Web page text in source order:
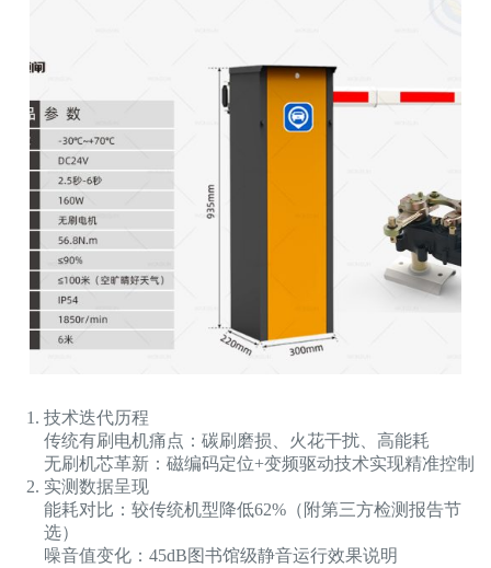
技术迭代历程
传统有刷电机痛点：碳刷磨损、火花干扰、高能耗
无刷机芯革新：磁编码定位+变频驱动技术实现精准控制
实测数据呈现
能耗对比：较传统机型降低62%（附第三方检测报告节
选）
噪音值变化：45dB图书馆级静音运行效果说明